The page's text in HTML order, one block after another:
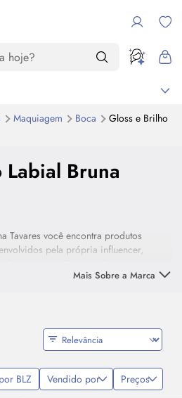
Maquiagem Boca Gloss e Brilho
Bruna
Tavares você encontra produtos
pela própria influencer,
pegajosa. Brilho, aparência mais
Mais Sobre a Marca
BLZ Vendido por Preços